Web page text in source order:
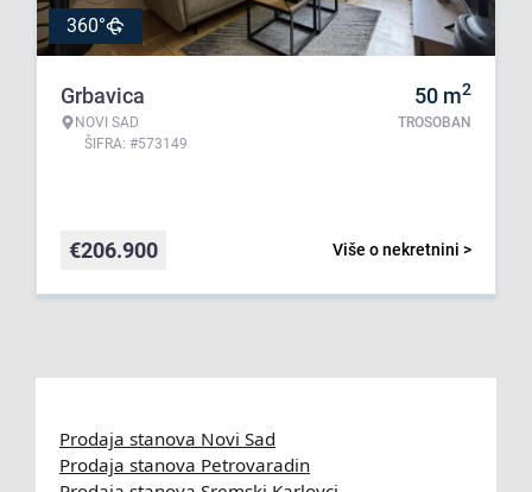
360°
Grbavica
NOVI SAD
ŠIFRA: #573149
50 m2
TROSOBAN
Više o nekretnini >
€206.900
Prodaja stanova Novi Sad
Prodaja stanova Petrovaradin